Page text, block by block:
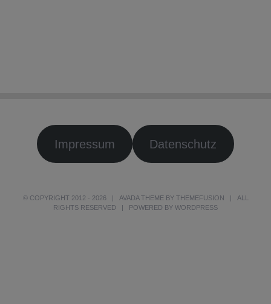
Impressum Datenschutz
© COPYRIGHT 2012 - 2026 | AVADA THEME BY THEMEFUSION | ALL
RIGHTS RESERVED | POWERED BY WORDPRESS